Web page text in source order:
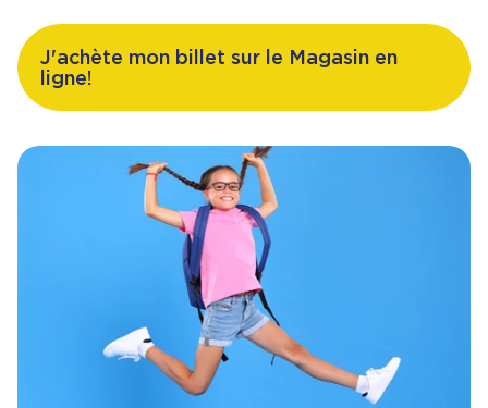
J'achète mon billet sur le Magasin en
ligne!